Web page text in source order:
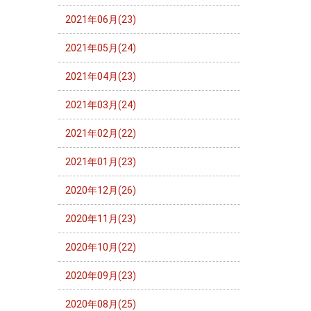
2021年06月(23)
2021年05月(24)
2021年04月(23)
2021年03月(24)
2021年02月(22)
2021年01月(23)
2020年12月(26)
2020年11月(23)
2020年10月(22)
2020年09月(23)
2020年08月(25)